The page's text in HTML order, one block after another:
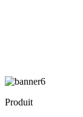
Produit